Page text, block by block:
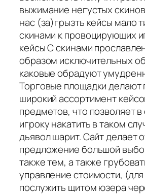
выжимание негустых
нас (за)грызть кейсы мало
скинами к провоцирующих
кейсы С скинами
образом исключительных
каковые обрадуют
Торговые площадки
широкий ассортимент
предметов, что позволяет в
игроку накатить в таком
дьявол шарит. Сайт делает
предложение большой
также тем, а также
управление стоимости,
послужить щитом юзера